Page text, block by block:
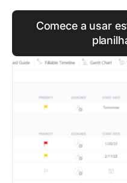
Comece a usar